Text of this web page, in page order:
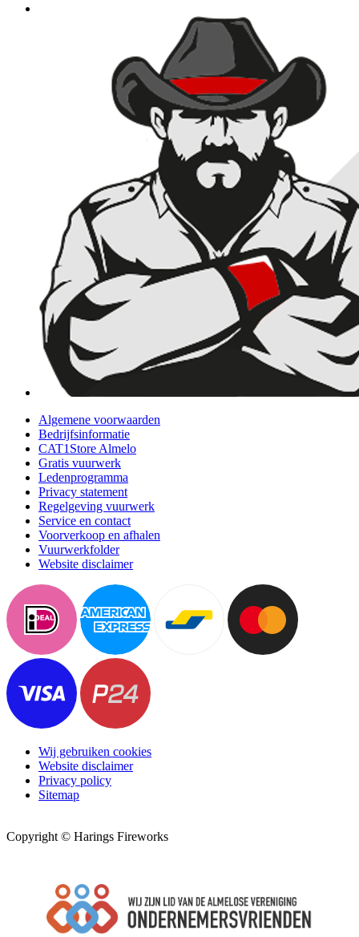
Algemene voorwaarden
Bedrijfsinformatie
CAT1Store Almelo
Gratis vuurwerk
Ledenprogramma
Privacy statement
Regelgeving vuurwerk
Service en contact
Voorverkoop en afhalen
Vuurwerkfolder
Website disclaimer
Wij gebruiken cookies
Website disclaimer
Privacy policy
Sitemap
Copyright © Harings Fireworks